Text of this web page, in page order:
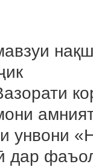
унвони
дар